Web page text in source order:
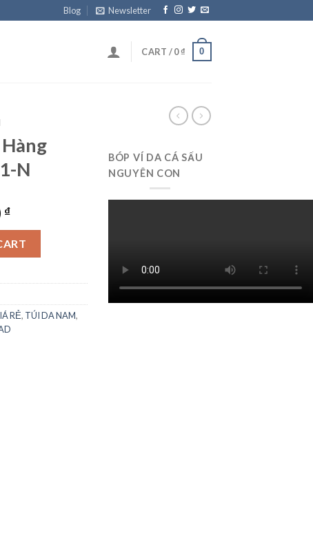
Blog Newsletter
CART /0₫ 0
N
₫
RẺ, TÚI DA NAM,
BÓP VÍ DA CÁ SẤU
NGUYÊN CON